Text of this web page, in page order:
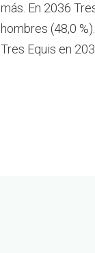
más. En 2036
hombres (48,0
Tres Equis en